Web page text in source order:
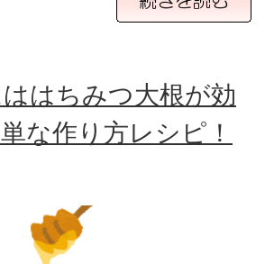
はちみつ大根が効
な作り方レシピ！